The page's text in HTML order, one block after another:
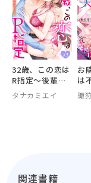
関連書籍
32歳、この恋は
R指定～後輩く
んにめちゃくち
ゃ溺愛されてま
タナカミエイ
お
は
××
諏